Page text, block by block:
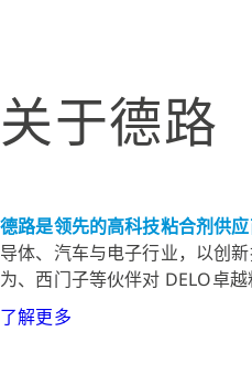
关于德路
德路是领先的高科技粘合剂供
导体、汽车与电子行业，以创
为、西门子等伙伴对 DELO卓越
了解更多